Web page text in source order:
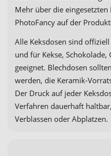
Mehr über die
PhotoFancy auf der
Alle Keksdosen sind
und für Kekse, Schokolade,
geeignet. Blechdosen
werden, die Keramik-
Der Druck auf jeder
Verfahren dauerhaft
Verblassen oder Abplatzen.